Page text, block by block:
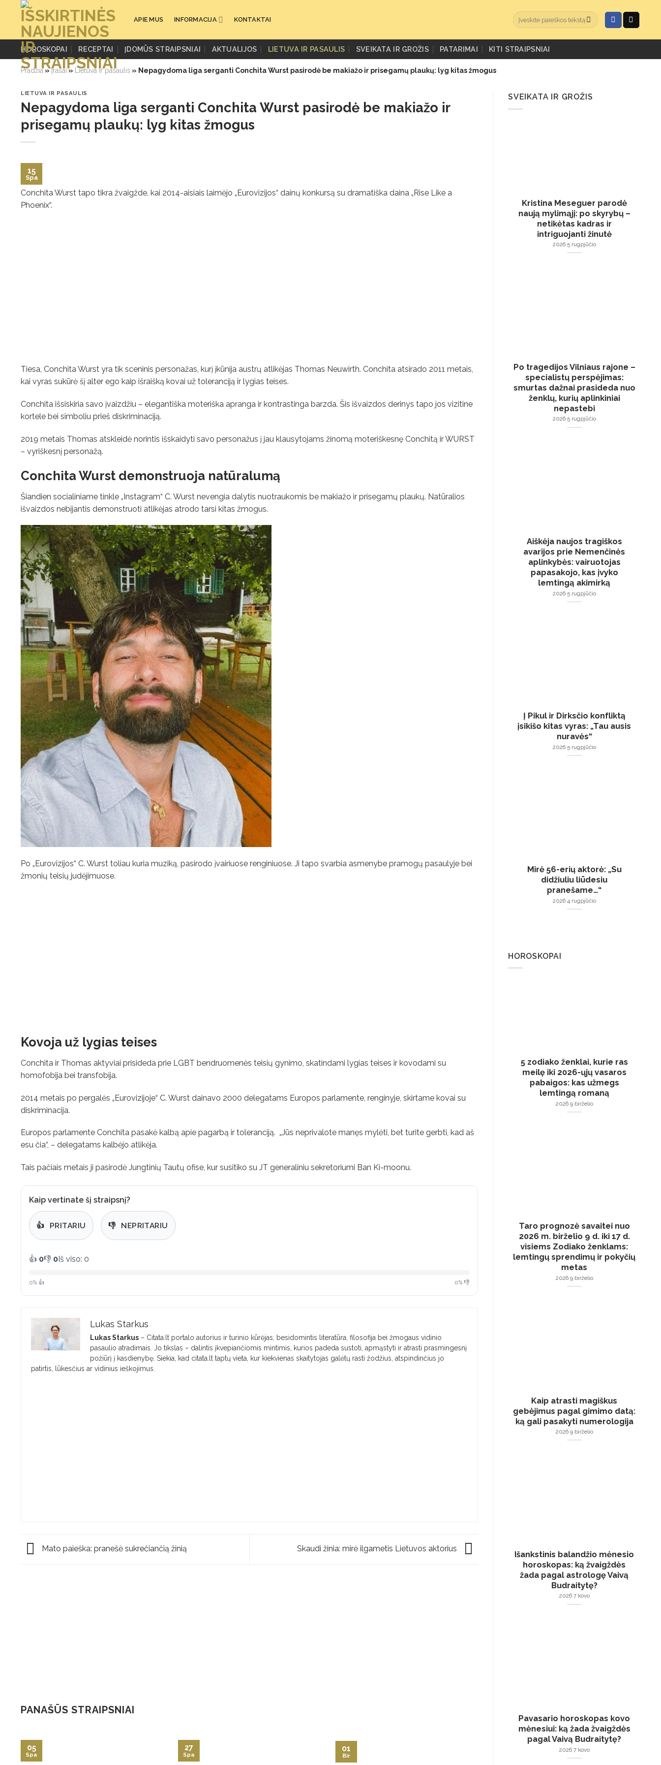
content
APIE MUS INFORMACIJA KONTAKTAI
HOROSKOPAI RECEPTAI ĮDOMŪS STRAIPSNIAI AKTUALIJOS LIETUVA IR PASAULIS SVEIKATA IR GROŽIS PATARIMAI KITI STRAIPSNIAI
Pradžia»Įrašai» Lietuva ir pasaulis » Nepagydoma liga serganti Conchita Wurst pasirodė be makiažo ir prisegamų plaukų: lyg kitas žmogus
LIETUVA IR PASAULIS
Nepagydoma liga serganti Conchita Wurst pasirodė be makiažo ir
prisegamų plaukų: lyg kitas žmogus
15
Spa
Conchita Wurst tapo tikra žvaigžde, kai 2014-aisiais laimėjo „Eurovizijos“ dainų konkursą su dramatiška daina „Rise Like a
Phoenix“.
Tiesa, Conchita Wurst yra tik sceninis personažas, kurį įkūnija austrų atlikėjas Thomas Neuwirth. Conchita atsirado 2011 metais,
kai vyras sukūrė šį alter ego kaip išraišką kovai už toleranciją ir lygias teises.
Conchita išsiskiria savo įvaizdžiu – elegantiška moteriška apranga ir kontrastinga barzda. Šis išvaizdos derinys tapo jos vizitine
kortele bei simboliu prieš diskriminaciją.
2019 metais Thomas atskleidė norintis išskaidyti savo personažus į jau klausytojams žinomą moteriškesnę Conchitą ir WURST
– vyriškesnį personažą.
Conchita Wurst demonstruoja natūralumą
Šiandien socialiniame tinkle „Instagram“ C. Wurst nevengia dalytis nuotraukomis be makiažo ir prisegamų plaukų. Natūralios
išvaizdos nebijantis demonstruoti atlikėjas atrodo tarsi kitas žmogus.
Po „Eurovizijos“ C. Wurst toliau kuria muziką, pasirodo įvairiuose renginiuose. Ji tapo svarbia asmenybe pramogų pasaulyje bei
žmonių teisių judėjimuose.
Kovoja už lygias teises
Conchita ir Thomas aktyviai prisideda prie LGBT bendruomenės teisių gynimo, skatindami lygias teises ir kovodami su
homofobija bei transfobija.
2014 metais po pergalės „Eurovizijoje“ C. Wurst dainavo 2000 delegatams Europos parlamente, renginyje, skirtame kovai su
diskriminacija.
Europos parlamente Conchita pasakė kalbą apie pagarbą ir toleranciją. „Jūs neprivalote manęs mylėti, bet turite gerbti, kad aš
esu čia“, – delegatams kalbėjo atlikėja.
Tais pačiais metais ji pasirodė Jungtinių Tautų ofise, kur susitiko su JT generaliniu sekretoriumi Ban Ki-moonu.
Kaip vertinate šį straipsnį?
👍 PRITARIU 👎 NEPRITARIU
👍 0👎 0Iš viso: 0
0% 👍 0% 👎
Lukas Starkus
Lukas Starkus – Citata.lt portalo autorius ir turinio kūrėjas, besidomintis literatūra, filosofija bei žmogaus vidinio
pasaulio atradimais. Jo tikslas – dalintis įkvepiančiomis mintimis, kurios padeda sustoti, apmąstyti ir atrasti prasmingesnį
požiūrį į kasdienybę. Siekia, kad citata.lt taptų vieta, kur kiekvienas skaitytojas galėtų rasti žodžius, atspindinčius jo
patirtis, lūkesčius ar vidinius ieškojimus.
Mato paieška: pranešė sukrečiančią žinią Skaudi žinia: mirė ilgametis Lietuvos aktorius
PANAŠŪS STRAIPSNIAI
05
Spa
27
Spa
01
Bir
SVEIKATA IR GROŽIS
Kristina Meseguer parodė
naują mylimąjį: po skyrybų –
netikėtas kadras ir
intriguojanti žinutė
2026 5 rugpjūčio
Po tragedijos Vilniaus rajone –
specialistų perspėjimas:
smurtas dažnai prasideda nuo
ženklų, kurių aplinkiniai
nepastebi
2026 5 rugpjūčio
Aiškėja naujos tragiškos
avarijos prie Nemenčinės
aplinkybės: vairuotojas
papasakojo, kas įvyko
lemtingą akimirką
2026 5 rugpjūčio
Į Pikul ir Dirksčio konfliktą
įsikišo kitas vyras: „Tau ausis
nuravės“
2026 5 rugpjūčio
Mirė 56-erių aktorė: „Su
didžiuliu liūdesiu
pranešame…“
2026 4 rugpjūčio
HOROSKOPAI
5 zodiako ženklai, kurie ras
meilę iki 2026-ųjų vasaros
pabaigos: kas užmegs
lemtingą romaną
2026 9 birželio
Taro prognozė savaitei nuo
2026 m. birželio 9 d. iki 17 d.
visiems Zodiako ženklams:
lemtingų sprendimų ir pokyčių
metas
2026 9 birželio
Kaip atrasti magiškus
gebėjimus pagal gimimo datą:
ką gali pasakyti numerologija
2026 9 birželio
Išankstinis balandžio mėnesio
horoskopas: ką žvaigždės
žada pagal astrologę Vaivą
Budraitytę?
2026 7 kovo
Pavasario horoskopas kovo
mėnesiui: ką žada žvaigždės
pagal Vaivą Budraitytę?
2026 7 kovo